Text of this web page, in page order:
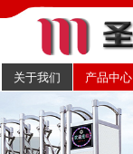
关于我们 产品中心